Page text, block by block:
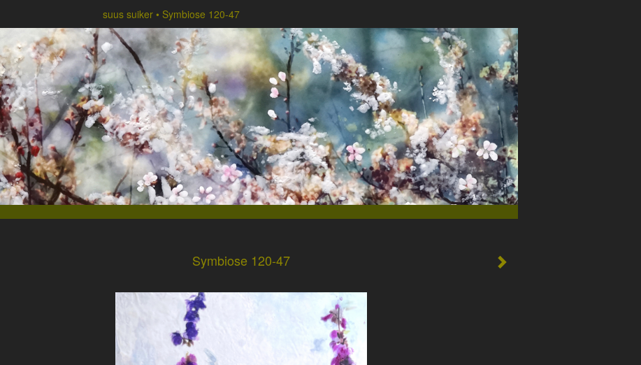
suus suiker Symbiose 120-47
Symbiose 120-47